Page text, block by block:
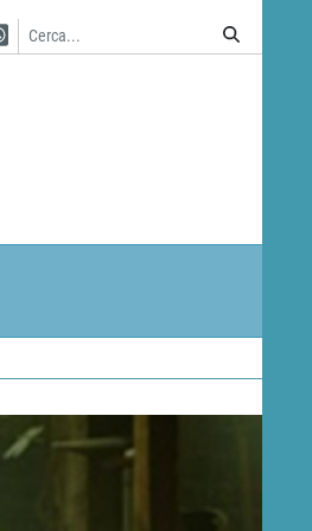
Twitter
Instagram
su Linkedin
su WhatsApp